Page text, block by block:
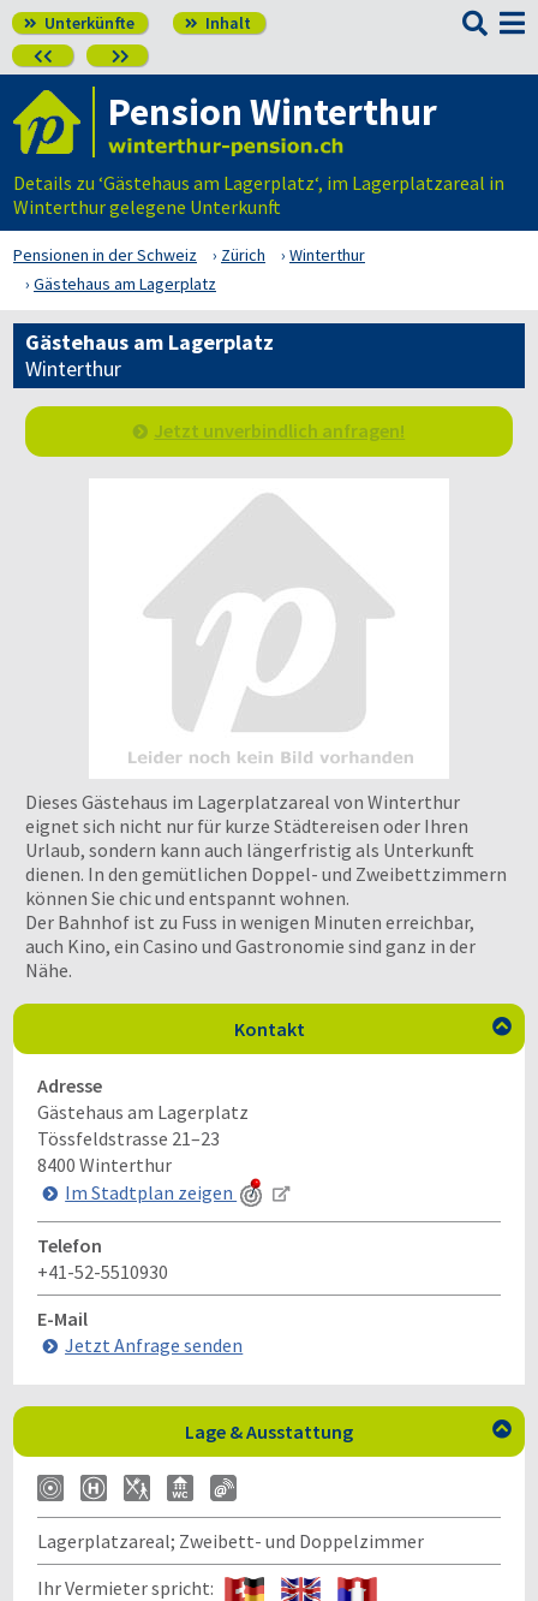
 Unterkünfte  Inhalt
 

Pension Winterthur
Details zu ‘Gästehaus am Lagerplatz‘, im Lagerplatzareal in
Winterthur gelegene Unterkunft
Pensionen in der Schweiz Zürich
Winterthur
Gästehaus am Lagerplatz
Gästehaus am Lagerplatz
Winterthur
Jetzt unverbindlich anfragen!
Dieses Gästehaus im Lagerplatzareal von Winterthur
eignet sich nicht nur für kurze Städtereisen oder Ihren
Urlaub, sondern kann auch längerfristig als Unterkunft
dienen. In den gemütlichen Doppel- und Zweibettzimmern
können Sie chic und entspannt wohnen.
Der Bahnhof ist zu Fuss in wenigen Minuten erreichbar,
auch Kino, ein Casino und Gastronomie sind ganz in der
Nähe.
Kontakt 
Adresse
Gästehaus am Lagerplatz
Tössfeldstrasse 21–23
8400 Winterthur
Im Stadtplan zeigen
Telefon
+41-52-5510930
E-Mail
Jetzt Anfrage senden
Lage & Ausstattung 
Lagerplatzareal; Zweibett- und Doppelzimmer
Ihr Vermieter spricht: